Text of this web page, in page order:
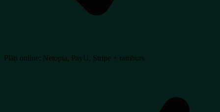
Plăți online: Netopia, PayU, Stripe + ramburs